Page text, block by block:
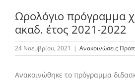
Το Τμήμα Βιολογίας
Ωρολόγιο πρόγραμμα
ακαδ. έτος 2021-2022
24 Νοεμβρίου, 2021 | Ανακοινώσεις
Ανακοινώθηκε το πρόγραμμα